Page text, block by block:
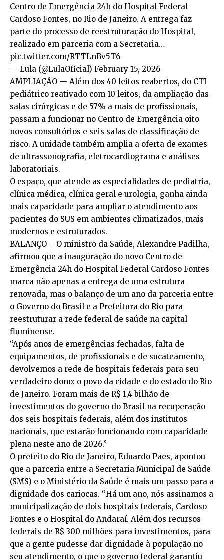
Centro de Emergência 24h do Hospital Federal
Cardoso Fontes, no Rio de Janeiro. A entrega faz
parte do processo de reestruturação do Hospital,
realizado em parceria com a Secretaria…
pic.twitter.com/RTTLnBv5T6
— Lula (@LulaOficial) February 15, 2026
AMPLIAÇÃO — Além dos 40 leitos reabertos, do CTI
pediátrico reativado com 10 leitos, da ampliação das
salas cirúrgicas e de 57% a mais de profissionais,
passam a funcionar no Centro de Emergência oito
novos consultórios e seis salas de classificação de
risco. A unidade também amplia a oferta de exames
de ultrassonografia, eletrocardiograma e análises
laboratoriais.
O espaço, que atende as especialidades de pediatria,
clínica médica, clínica geral e urologia, ganha ainda
mais capacidade para ampliar o atendimento aos
pacientes do SUS em ambientes climatizados, mais
modernos e estruturados.
BALANÇO – O ministro da Saúde, Alexandre Padilha,
afirmou que a inauguração do novo Centro de
Emergência 24h do Hospital Federal Cardoso Fontes
marca não apenas a entrega de uma estrutura
renovada, mas o balanço de um ano da parceria entre
o Governo do Brasil e a Prefeitura do Rio para
reestruturar a rede federal de saúde na capital
fluminense.
“Após anos de emergências fechadas, falta de
equipamentos, de profissionais e de sucateamento,
devolvemos a rede de hospitais federais para seu
verdadeiro dono: o povo da cidade e do estado do Rio
de Janeiro. Foram mais de R$ 1,4 bilhão de
investimentos do governo do Brasil na recuperação
dos seis hospitais federais, além dos institutos
nacionais, que estarão funcionando com capacidade
plena neste ano de 2026.”
O prefeito do Rio de Janeiro, Eduardo Paes, apontou
que a parceria entre a Secretaria Municipal de Saúde
(SMS) e o Ministério da Saúde é mais um passo para a
dignidade dos cariocas. “Há um ano, nós assinamos a
municipalização de dois hospitais federais, Cardoso
Fontes e o Hospital do Andaraí. Além dos recursos
federais de R$ 300 milhões para investimentos, para
que a gente pudesse dar dignidade à população no
seu atendimento, o que o governo federal garantiu